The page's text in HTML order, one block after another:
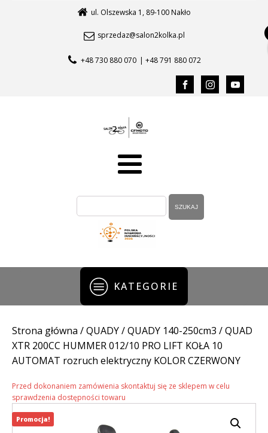
ul. Olszewska 1, 89-100 Nakło
sprzedaz@salon2kolka.pl
+48 730 880 070 | +48 791 880 072
KATEGORIE
Strona główna /QUADY/QUADY 140-250cm3 / QUAD
XTR 200CC HUMMER 012/10 PRO LIFT KOŁA 10
AUTOMAT rozruch elektryczny KOLOR CZERWONY
Przed dokonaniem zamówienia skontaktuj się ze sklepem w celu
sprawdzenia dostępności towaru
Promocja!